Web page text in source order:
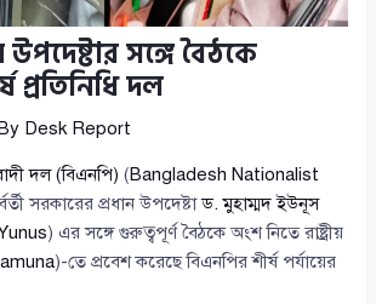
সঙ্গে বৈঠকে
প্রতিনিধি দল
Desk Report
দল (বিএনপি) (Bangladesh Nationalist
সরকারের প্রধান উপদেষ্টাড. মুহাম্মদ ইউনূস
) এর সঙ্গে গুরুত্বপূর্ণ বৈঠকে অংশ নিতে রাষ্ট্রীয়
)-তে প্রবেশ করেছে বিএনপির শীর্ষ পর্যায়ের